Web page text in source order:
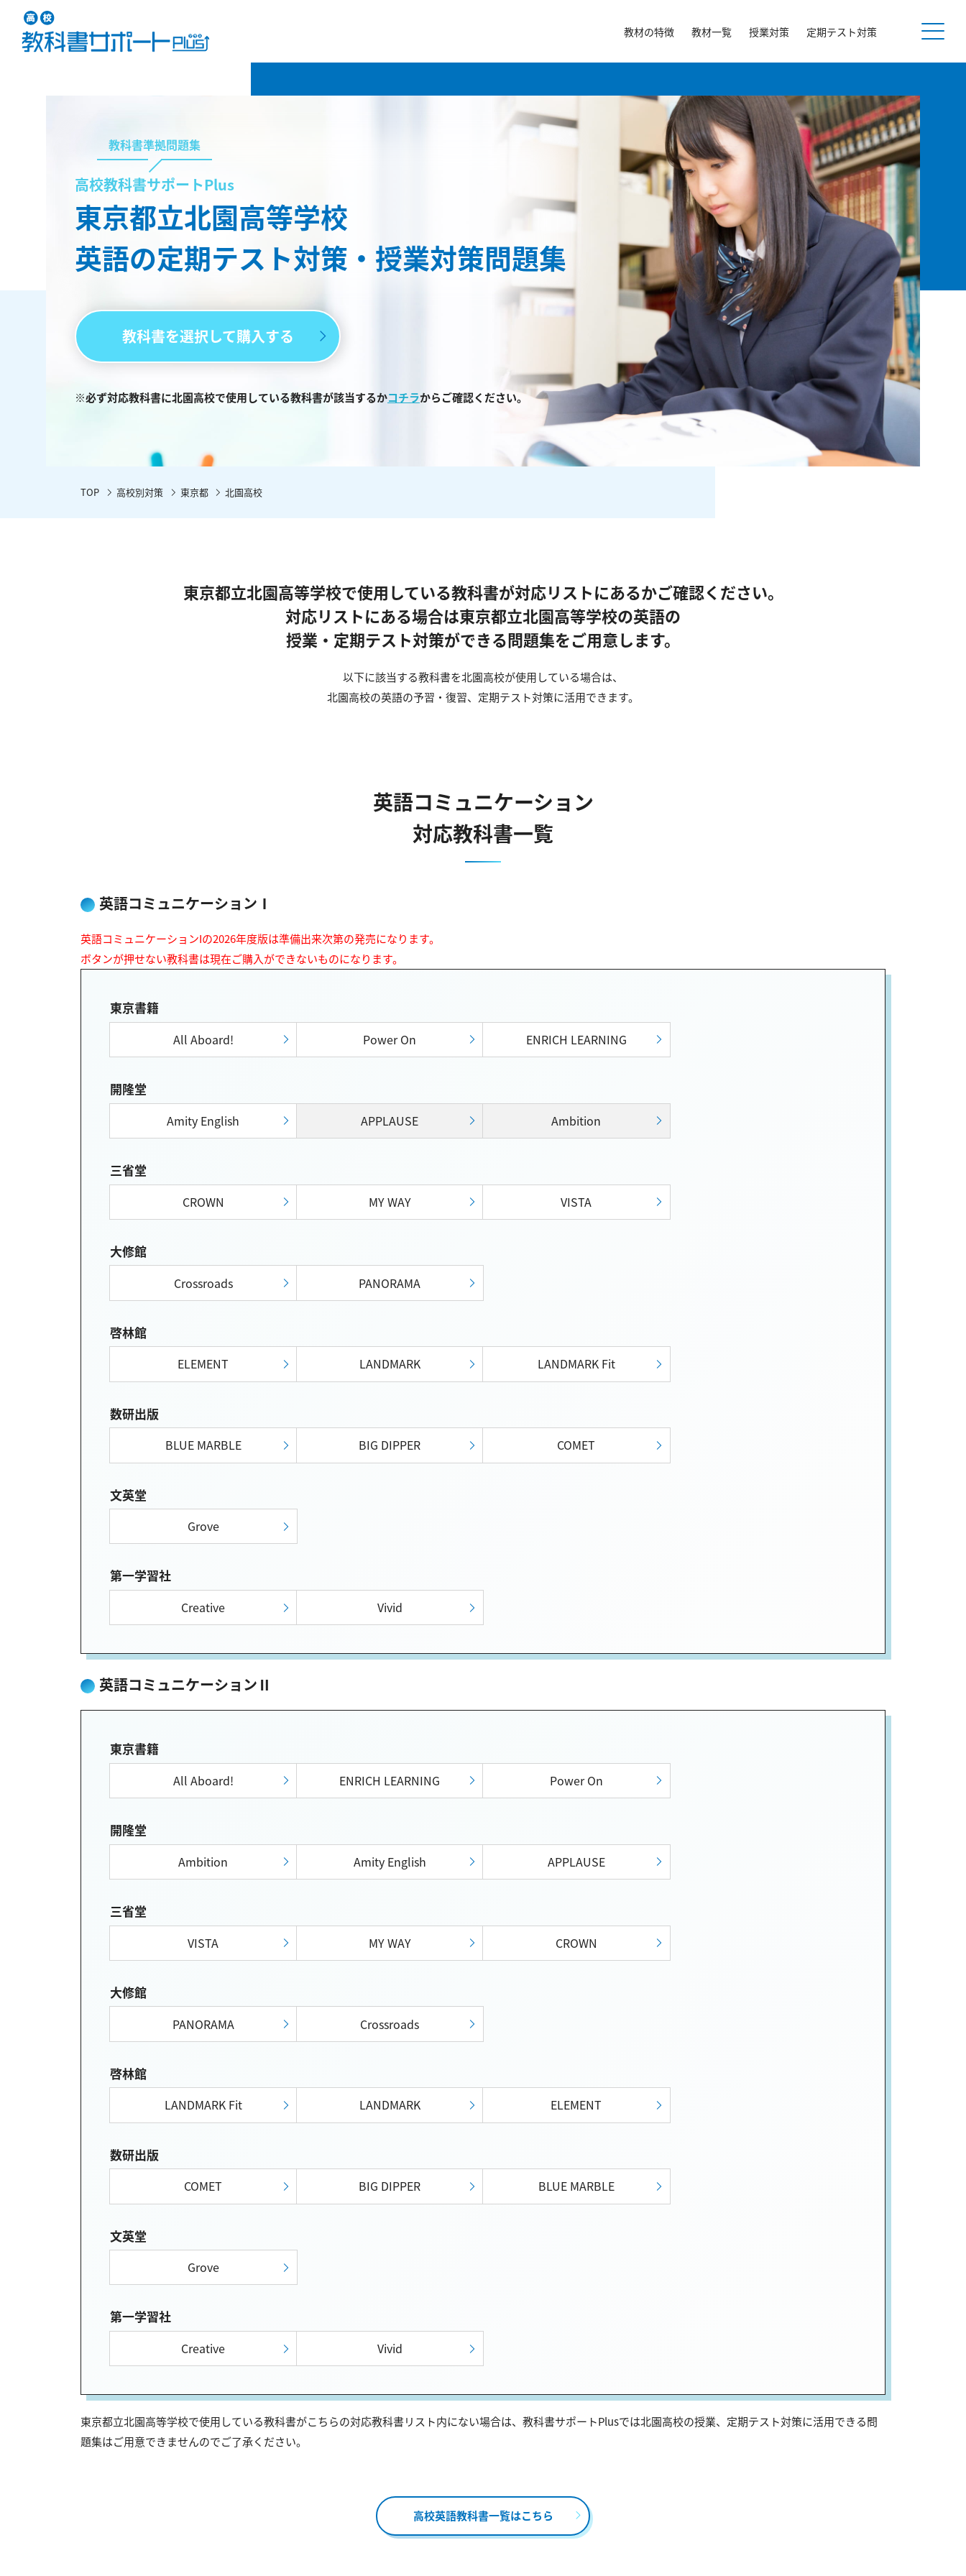
教材の特徴 教材一覧 授業対策 定期テスト対策
教科書準拠問題集
高校教科書サポートPlus
東京都立北園高等学校
英語の定期テスト対策・授業対策問題集
教科書を選択して購入する
※必ず対応教科書に北園高校で使用している教科書が該当するかコチラからご確認ください。
TOP 高校別対策 東京都 北園高校
東京都立北園高等学校で使用している教科書が対応リストにあるかご確認ください。
対応リストにある場合は東京都立北園高等学校の英語の
授業・定期テスト対策ができる問題集をご用意します。
以下に該当する教科書を北園高校が使用している場合は、
北園高校の英語の予習・復習、定期テスト対策に活用できます。
英語コミュニケーション
対応教科書一覧
英語コミュニケーションⅠ
英語コミュニケーションIの2026年度版は準備出来次第の発売になります。
ボタンが押せない教科書は現在ご購入ができないものになります。
東京書籍
All Aboard! Power On ENRICH LEARNING
開隆堂
Amity English APPLAUSE Ambition
三省堂
CROWN MY WAY VISTA
大修館
Crossroads PANORAMA
啓林館
ELEMENT LANDMARK LANDMARK Fit
数研出版
BLUE MARBLE BIG DIPPER COMET
文英堂
Grove
第一学習社
Creative Vivid
英語コミュニケーションⅡ
東京書籍
All Aboard! ENRICH LEARNING Power On
開隆堂
Ambition Amity English APPLAUSE
三省堂
VISTA MY WAY CROWN
大修館
PANORAMA Crossroads
啓林館
LANDMARK Fit LANDMARK ELEMENT
数研出版
COMET BIG DIPPER BLUE MARBLE
文英堂
Grove
第一学習社
Creative Vivid
東京都立北園高等学校で使用している教科書がこちらの対応教科書リスト内にない場合は、教科書サポートPlusでは北園高校の授業、定期テスト対策に活用できる問
題集はご用意できませんのでご了承ください。
高校英語教科書一覧はこちら